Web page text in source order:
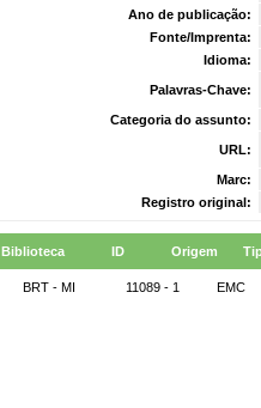
Ano de publicação:
Fonte/Imprenta:
Idioma:
Palavras-Chave:
Categoria do assunto:
URL:
Marc:
Registro original:
Biblioteca ID Origem
BRT - MI 11089 - 1 EMC